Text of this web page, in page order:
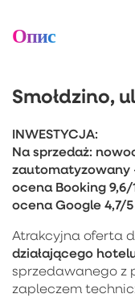
Опис
Smołdzino,
INWESTYCJA:
Na sprzedaż:
zautomatyzowany
ocena Booking 9,6/
ocena Google 4,7/5
Atrakcyjna oferta
działającego
sprzedawanego z
zapleczem